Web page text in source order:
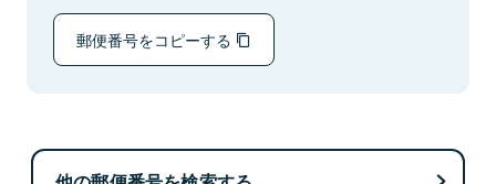
郵便番号をコピーする